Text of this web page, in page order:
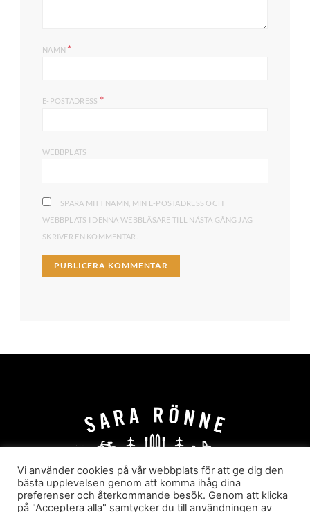
NAMN *
E-POSTADRESS *
WEBBPLATS
SPARA MITT NAMN, MIN E-POSTADRESS OCH
WEBBPLATS I DENNA WEBBLÄSARE TILL NÄSTA GÅNG JAG
SKRIVER EN KOMMENTAR.
HEM OM MIG
JOBBA MED MIG
Vi använder cookies på vår webbplats för att ge dig den
bästa upplevelsen genom att komma ihåg dina
preferenser och återkommande besök. Genom att klicka
på "Acceptera alla" samtycker du till användningen av